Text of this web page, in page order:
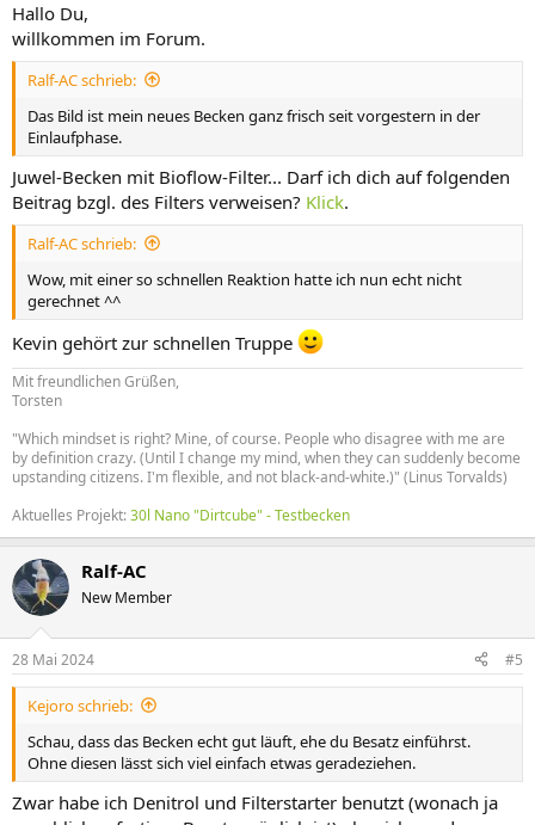
Hallo Du,
willkommen im Forum.
Ralf-AC schrieb:
Das Bild ist mein neues Becken ganz frisch seit vorgestern in der
Einlaufphase.
Juwel-Becken mit Bioflow-Filter... Darf ich dich auf folgenden
Beitrag bzgl. des Filters verweisen? Klick.
Ralf-AC schrieb:
Wow, mit einer so schnellen Reaktion hatte ich nun echt nicht
gerechnet ^^
Kevin gehört zur schnellen Truppe
Mit freundlichen Grüßen,
Torsten
"Which mindset is right? Mine, of course. People who disagree with me are
by definition crazy. (Until I change my mind, when they can suddenly become
upstanding citizens. I'm flexible, and not black-and-white.)" (Linus Torvalds)
Aktuelles Projekt:30l Nano "Dirtcube" - Testbecken
Ralf-AC
New Member
28 Mai 2024 #5
Kejoro schrieb:
Schau, dass das Becken echt gut läuft, ehe du Besatz einführst.
Ohne diesen lässt sich viel einfach etwas geradeziehen.
Zwar habe ich Denitrol und Filterstarter benutzt (wonach ja